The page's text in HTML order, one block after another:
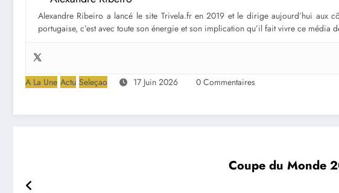
Alexandre Ribeiro a lancé le site Trivela.fr en 2019 et le dirige aujourd’hui aux
portugaise, c’est avec toute son énergie et son implication qu’il fait vivre ce média
A La Une Actu Seleçao 17 Juin 2026 0 Commentaires
Coupe du Monde